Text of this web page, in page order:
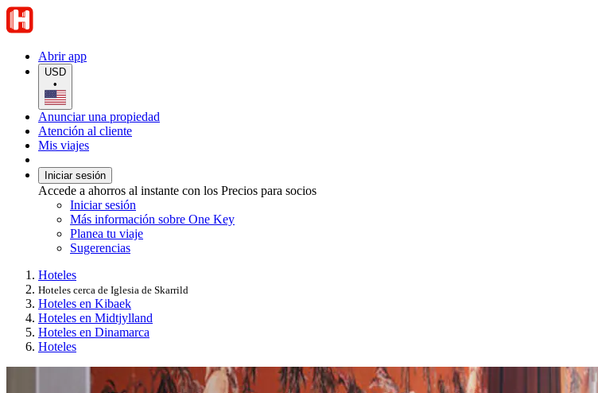
Abrir app
USD
•
Anunciar una propiedad
Atención al cliente
Mis viajes
Iniciar sesión
Accede a ahorros al instante con los Precios para socios
Iniciar sesión
Más información sobre One Key
Planea tu viaje
Sugerencias
Hoteles
Hoteles cerca de Iglesia de Skarrild
Hoteles en Kibaek
Hoteles en Midtjylland
Hoteles en Dinamarca
Hoteles